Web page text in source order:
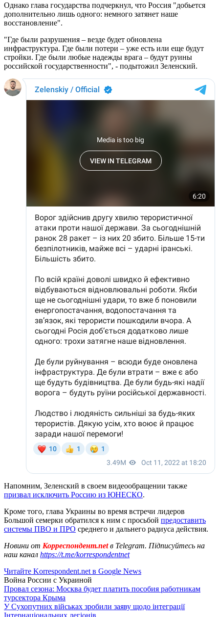
Однако глава государства подчеркнул, что Россия "добьется
дополнительно лишь одного: немного затянет наше
восстановление".
"Где были разрушения – везде будет обновлена
инфраструктура. Где были потери – уже есть или еще будут
стройки. Где были любые надежды врага – будут руины
российской государственности", - подытожил Зеленский.
Напомним, Зеленский в своем видеообращении также
призвал исключить Россию из ЮНЕСКО.
Кроме того, глава Украины во время встречи лидеров
Большой семерки обратился к ним с просьбой предоставить
системы ПВО и ПРО среднего и дальнего радиуса действия.
Новини от Корреспондент.netв Telegram. Підписуйтесь на
наш канал https://t.me/korrespondentnet
Читайте Korrespondent.net в Google News
Война России с Украиной
Провал сезона: Москва будет платить пособия работникам
турсектора Крыма
У Сухопутних військах зробили заяву щодо інтеграції
Інтернаціональних легіонів